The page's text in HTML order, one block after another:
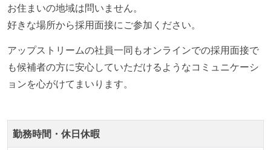
が実行される環境が構築されている
ほとんどのプロダクトコードに単体テストを記述、実
施している
ほとんどの機能に受け入れテストを記述、実施してい
機能の実装と同時にテストコードを記述している
想定される複数環境での品質チェックを義務づけてい
お住まいの地域は問いません。
好きな場所から採用面接にご参加ください。
アップストリームの社員一同もオンラインでの採用面接で
も候補者の方に安心していただけるようなコミュニケーシ
ョンを心がけてまいります。
勤務時間・休日休暇